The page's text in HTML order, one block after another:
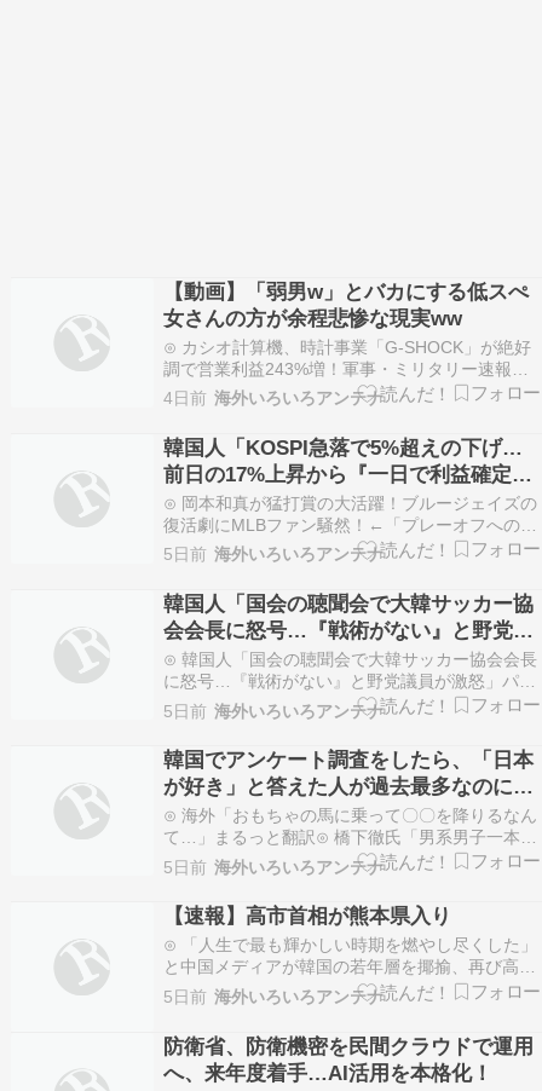
【動画】「弱男w」とバカにする低スぺ
女さんの方が余程悲惨な現実ww
⊙ カシオ計算機、時計事業「G-SHOCK」が絶好
調で営業利益243%増！軍事・ミリタリー速報☆
彡⊙ 韓国人「プロ野球の試合の温度が64度になり
ました」ハウメニージャパン！⊙ 【動画】「弱男
w」とバカにする低スぺ女さんの方が余程悲惨な
現実wwひえたコッペパン⊙ 中国人「ニューヨ
ー…
4日前 海外いろいろアンテナ
韓国人「KOSPI急落で5%超えの下げ…
前日の17%上昇から『一日で利益確定売
り』に転換」
⊙ 岡本和真が猛打賞の大活躍！ブルージェイズの
復活劇にMLBファン騒然！←「プレーオフへの希
望が」（海外の反応）海外の反応スポーツ⊙ 大谷
ドジャースを止められるのはWソックスだけなの
か？←「日本も注目するはずだ」（海外の反応）
海外の反応スポーツ⊙ 中国人「日本人の外食時の
習慣につ…
5日前 海外いろいろアンテナ
韓国人「国会の聴聞会で大韓サッカー協
会会長に怒号…『戦術がない』と野党議
員が激怒」
⊙ 韓国人「国会の聴聞会で大韓サッカー協会会長
に怒号…『戦術がない』と野党議員が激怒」パン
コリ⊙ 江別大学生リンチ殺人、主犯格に無期懲役
求刑 →遺族「頃したいほど憎い。極刑を望む」
News@フレ速⊙ 韓国人「日本人たちが韓国の食
堂に来たら驚くことをご覧ください・・・」
→「」海外の…
5日前 海外いろいろアンテナ
韓国でアンケート調査をしたら、「日本
が好き」と答えた人が過去最多なのに
「日本は歴史に対する反省がまだ足りな
い」と答えた人が75%もwww
⊙ 海外「おもちゃの馬に乗って〇〇を降りるなん
て…」まるっと翻訳⊙ 橋下徹氏「男系男子一本や
りでやっていけるなら世界各国の王室はすべて残
っているはず」説明 8/3国難にあってもの申
す！！⊙ 韓国でアンケート調査をしたら、「日本
が好き」と答えた人が過去最多なのに「日本は歴
史に対する…
5日前 海外いろいろアンテナ
【速報】高市首相が熊本県入り
⊙ 「人生で最も輝かしい時期を燃やし尽くした」
と中国メディアが韓国の若年層を揶揄、再び高値
をつける日が来たとしても何の意味も持たないU-
1 NEWS.⊙ 韓国ロケット「ヌリ号」5回目の打ち
上げ再延期へ…10月下旬が有力、群集衛星のスラ
スター交換が影響かたすみ速報⊙ 海外「これは
貴…
5日前 海外いろいろアンテナ
防衛省、防衛機密を民間クラウドで運用
へ、来年度着手…AI活用を本格化！